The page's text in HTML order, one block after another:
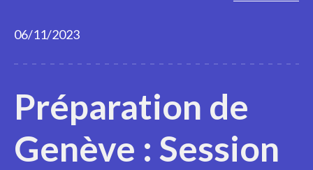
06/11/2023
Préparation de
Genève : Session